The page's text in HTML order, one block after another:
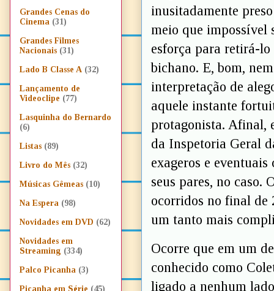
inusitadamente
meio que impossível
esforça para retirá-
bichano. E, bom,
interpretação de
aquele instante
protagonista. Afinal,
da Inspetoria Geral
exageros e
seus pares, no caso.
ocorridos no final de
um tanto mais
Ocorre que em um
conhecido como
ligado a nenhum
Grandes Cenas do
Cinema (31)
Grandes Filmes
Nacionais (31)
Lado B Classe A (32)
Lançamento de
Videoclipe (77)
Lasquinha do Bernardo
(6)
Listas (89)
Livro do Mês (32)
Músicas Gêmeas (10)
Na Espera (98)
Novidades em DVD (62)
Novidades em
Streaming (334)
Palco Picanha (3)
Picanha em Série (45)